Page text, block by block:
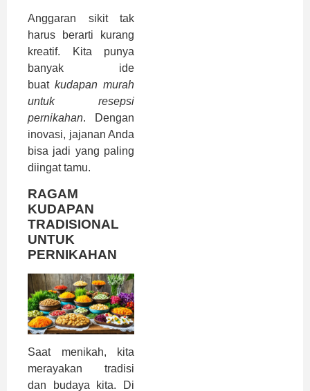
Anggaran sikit tak
harus berarti kurang
kreatif. Kita punya
banyak ide
buat kudapan murah
untuk resepsi
pernikahan. Dengan
inovasi, jajanan Anda
bisa jadi yang paling
diingat tamu.
RAGAM
KUDAPAN
TRADISIONAL
UNTUK
PERNIKAHAN
Saat menikah, kita
merayakan tradisi
dan budaya kita. Di